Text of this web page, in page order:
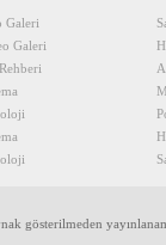
Galeri
Galeri
gösterilmeden